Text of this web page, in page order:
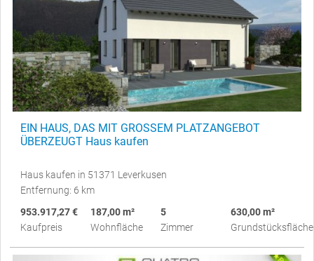
EIN HAUS, DAS MIT GROSSEM PLATZANGEBOT
ÜBERZEUGT Haus kaufen
Haus kaufen in 51371 Leverkusen
Entfernung: 6 km
953.917,27 €
Kaufpreis
187,00 m²
Wohnfläche
5
Zimmer
630,00 m²
Grundstücksfläche